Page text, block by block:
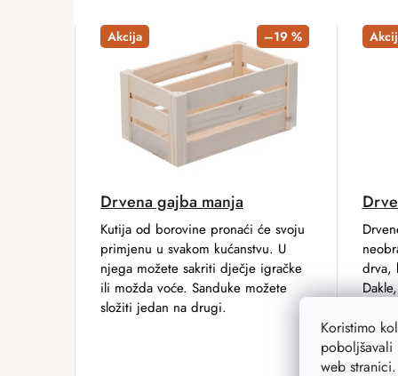
Koristimo
poboljšavali
web
Akcija –19 %
Drvena gajba manja
Kutija od borovine pronaći će svoju
primjenu u svakom kućanstvu. U
njega možete sakriti dječje igračke
ili možda voće. Sanduke možete
složiti jedan na drugi.
drva,